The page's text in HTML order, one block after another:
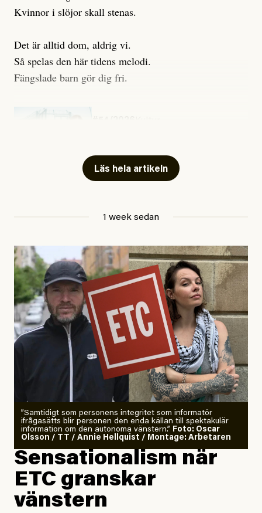
Kvinnor i slöjor skall stenas.
Det är alltid dom, aldrig vi.
Så spelas den här tidens melodi.
Fängslade barn gör dig fri.
Läs hela artikeln
1 week sedan
”Samtidigt som personens integritet som informatör
ifrågasätts blir personen den enda källan till spektakulär
information om den autonoma vänstern.” Foto: Oscar
Olsson / TT / Annie Hellquist / Montage: Arbetaren
Sensationalism när
ETC granskar
vänstern